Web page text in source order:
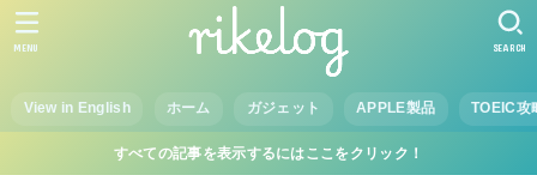
View in English ホーム ガジェット APPLE製品 TOEIC攻
SEARCH
MENU
すべての記事を表示するにはここをクリック！